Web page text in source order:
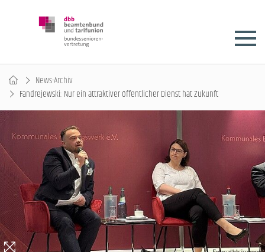
News-Archiv
Fandrejewski: Nur ein attraktiver öffentlicher Dienst hat Zukunft